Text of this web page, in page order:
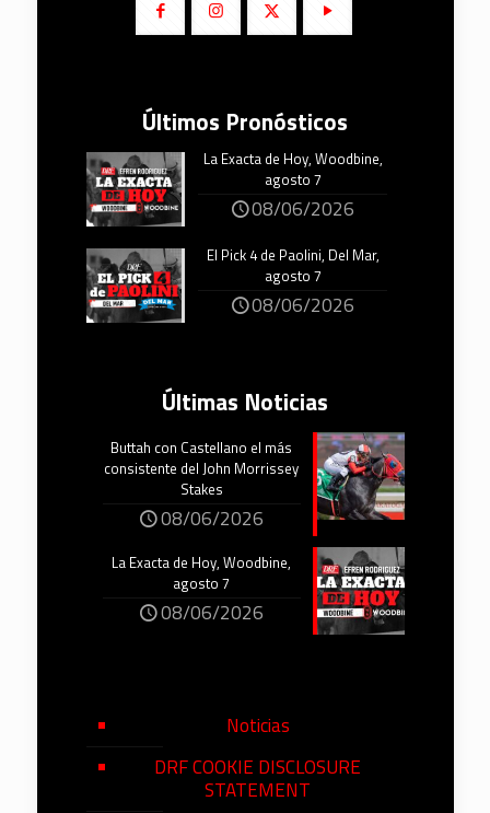
Últimos Pronósticos
La Exacta de Hoy, Woodbine,
agosto 7
08/06/2026
El Pick 4 de Paolini, Del Mar,
agosto 7
08/06/2026
Últimas Noticias
Buttah con Castellano el más
consistente del John Morrissey
Stakes
08/06/2026
La Exacta de Hoy, Woodbine,
agosto 7
08/06/2026
Noticias
DRF COOKIE DISCLOSURE
STATEMENT